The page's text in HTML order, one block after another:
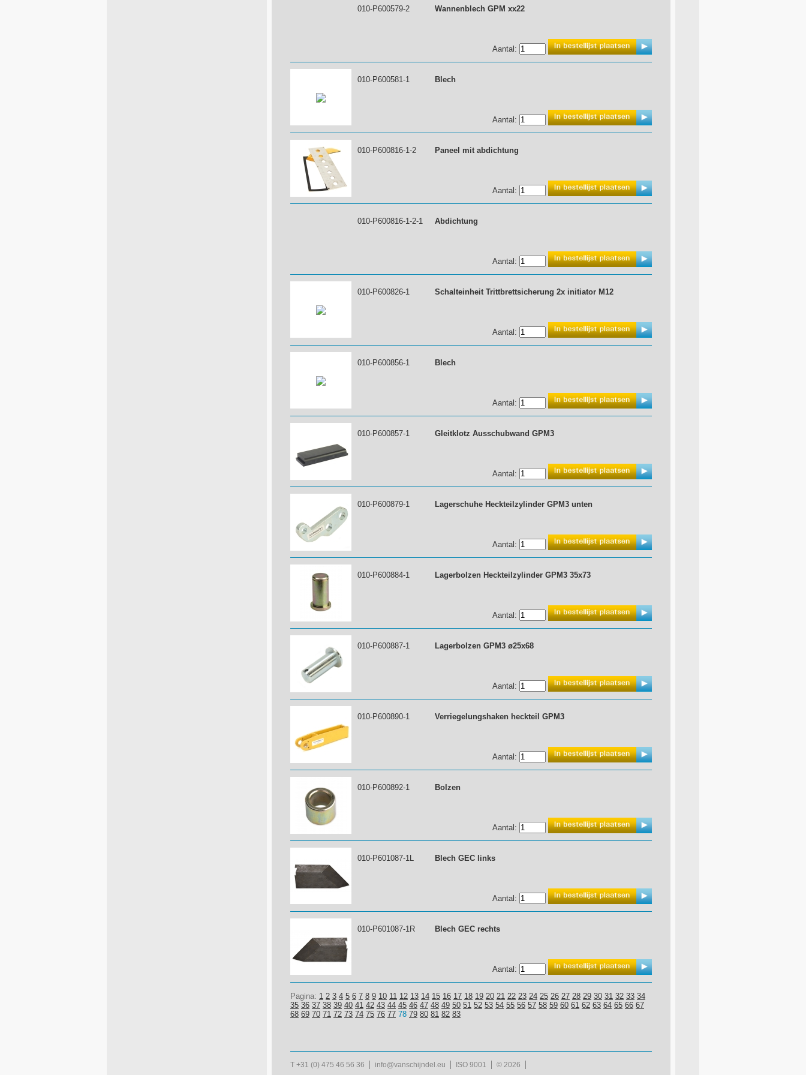
010-P600579-2 Wannenblech GPM xx22
Aantal:
010-P600581-1 Blech
Aantal:
010-P600816-1-2 Paneel mit abdichtung
Aantal:
010-P600816-1-2-1 Abdichtung
Aantal:
010-P600826-1 Schalteinheit Trittbrettsicherung 2x initiator M12
Aantal:
010-P600856-1 Blech
Aantal:
010-P600857-1 Gleitklotz Ausschubwand GPM3
Aantal:
010-P600879-1 Lagerschuhe Heckteilzylinder GPM3 unten
Aantal:
010-P600884-1 Lagerbolzen Heckteilzylinder GPM3 35x73
Aantal:
010-P600887-1 Lagerbolzen GPM3 ø25x68
Aantal:
010-P600890-1 Verriegelungshaken heckteil GPM3
Aantal:
010-P600892-1 Bolzen
Aantal:
010-P601087-1L Blech GEC links
Aantal:
010-P601087-1R Blech GEC rechts
Aantal:
Pagina: 1 2 3 4 5 6 7 8 9 10 11 12 13 14 15 16 17 18 19 20 21 22 23 24 25 26 27 28 29 30 31 32 33 34
35 36 37 38 39 40 41 42 43 44 45 46 47 48 49 50 51 52 53 54 55 56 57 58 59 60 61 62 63 64 65 66 67
68 69 70 71 72 73 74 75 76 77 78 79 80 81 82 83
T +31 (0) 475 46 56 36 info@vanschijndel.eu ISO 9001 © 2026